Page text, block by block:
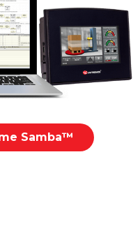
Samba™